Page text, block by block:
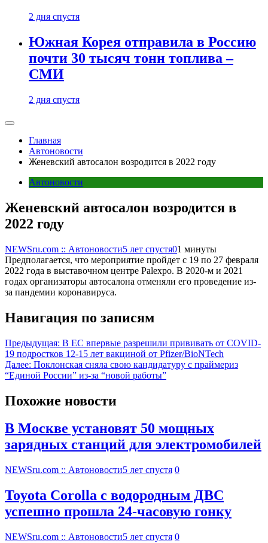
2 дня спустя
Южная Корея отправила в Россию
почти 30 тысяч тонн топлива –
СМИ
2 дня спустя
Главная
Автоновости
Женевский автосалон возродится в 2022 году
Автоновости
Женевский автосалон возродится в
2022 году
NEWSru.com :: Автоновости5 лет спустя01 минуты
Предполагается, что мероприятие пройдет с 19 по 27 февраля
2022 года в выставочном центре Palexpo. В 2020-м и 2021
годах организаторы автосалона отменяли его проведение из-
за пандемии коронавируса.
Навигация по записям
Предыдущая: В ЕС впервые разрешили прививать от COVID-
19 подростков 12-15 лет вакциной от Pfizer/BioNTech
Далее: Поклонская сняла свою кандидатуру с праймериз
“Единой России” из-за “новой работы”
Похожие новости
В Москве установят 50 мощных
зарядных станций для электромобилей
NEWSru.com :: Автоновости5 лет спустя 0
Toyota Corolla с водородным ДВС
успешно прошла 24-часовую гонку
NEWSru.com :: Автоновости5 лет спустя 0